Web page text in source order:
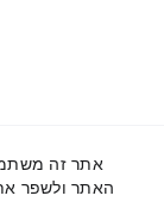
אתר זה
האתר ולשפר